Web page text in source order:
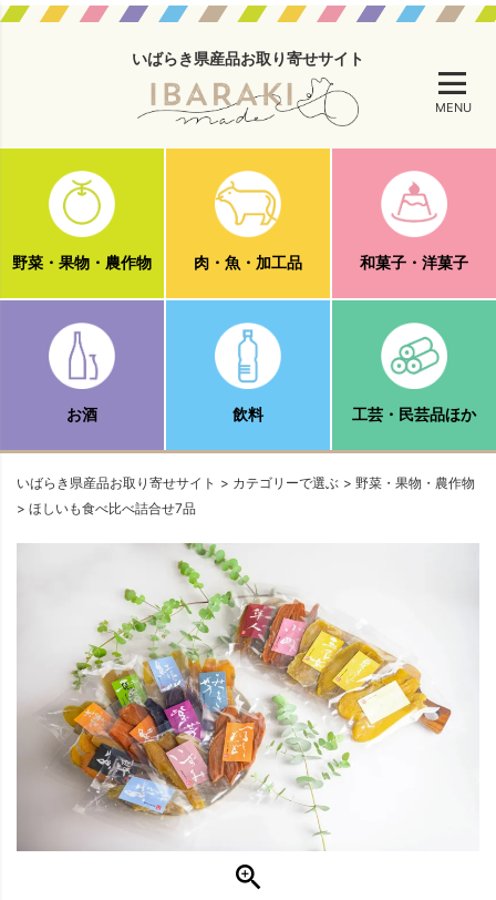
いばらき県産品お取り寄せサイト
MENU
野菜・果物・農作物 肉・魚・加工品 和菓子・洋菓子
お酒 飲料 工芸・民芸品ほか
いばらき県産品お取り寄せサイト カテゴリーで選ぶ
野菜・果物・農作物
ほしいも食べ比べ詰合せ7品